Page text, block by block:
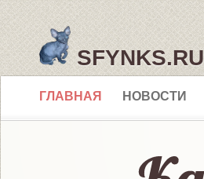
SFYNKS.RU
ГЛАВНАЯ НОВОСТИ